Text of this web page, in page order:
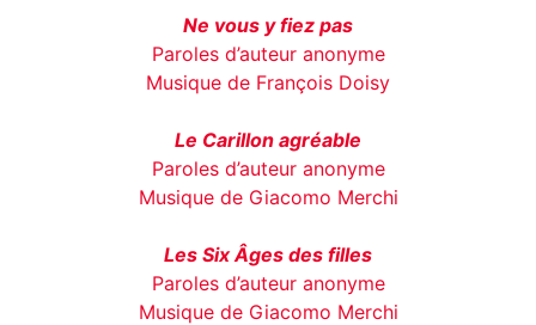
Ne vous y fiez pas
Paroles d’auteur anonyme
Musique de François Doisy
Le Carillon agréable
Paroles d’auteur anonyme
Musique de Giacomo Merchi
Les Six Âges des filles
Paroles d’auteur anonyme
Musique de Giacomo Merchi